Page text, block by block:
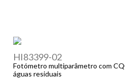
HI83399-02
Fotómetro multiparâmetro com
águas residuais